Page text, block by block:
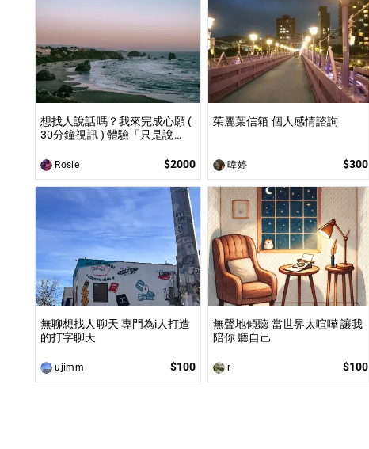
想找人說話嗎？我來完成心願 (
30分鐘視訊 ) 體驗「只是說
Rosie $2000
茱麗葉信箱 個人感情諮詢
暐婷 $300
無聊想找人聊天 專門為i人打造
的打字聊天
ujimm $100
無聲地傾聽 當世界太喧嘩 讓我
陪你 聽自己
r $100